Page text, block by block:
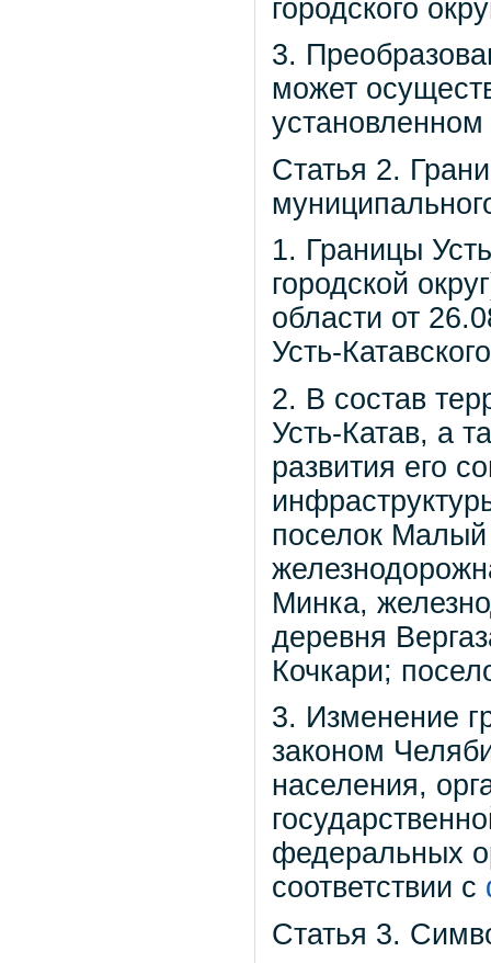
городского
3.
может
установленном
Статья 2.
1. Границы
городской
области от
Усть-
2. В состав
Усть-Катав, а
развития его
поселок
Минка,
деревня
Кочкари;
3. Изменение
законом
населения,
федеральных
соответствии с
Статья 3.